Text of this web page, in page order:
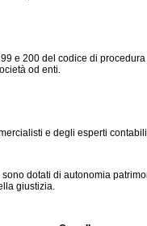
e 200 del codice di
od enti.
e degli esperti
dotati di autonomia
giustizia.